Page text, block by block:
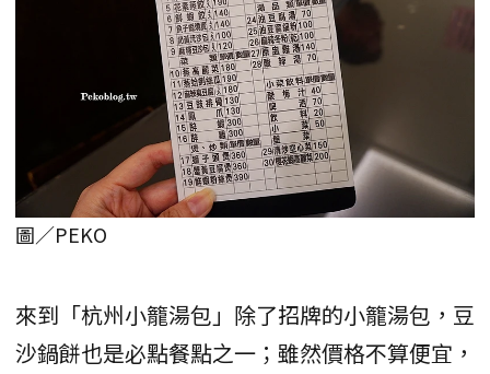
圖／PEKO
來到「杭州小籠湯包」除了招牌的小籠湯包，豆
沙鍋餅也是必點餐點之一；雖然價格不算便宜，